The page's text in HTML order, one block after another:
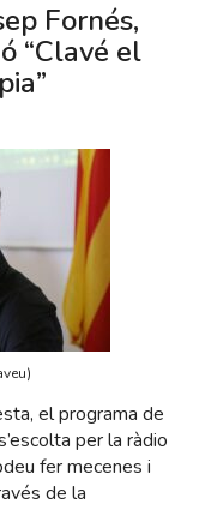
Fornés,
“Clavé el
el programa de
per la ràdio
fer mecenes i
de la